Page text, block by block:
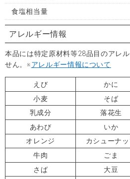
食塩相当量
アレルギー情報
本品には特定原材料等28品目のアレ
せん。※アレルギー情報について
えび かに
小麦
そば
乳成分
落花生
あわび
いか
オレンジ
カシューナ
牛肉
ごま
さば
大豆